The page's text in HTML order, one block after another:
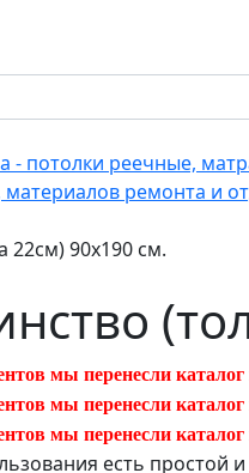
- потолки реечные,
ремонта и
22см) 90х190 см.
мы перенесли
мы перенесли
мы перенесли
есть